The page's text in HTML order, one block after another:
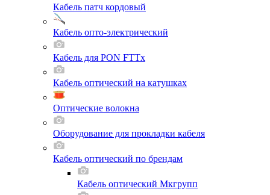
Кабель патч кордовый
Кабель опто-электрический
Кабель для PON FTTx
Кабель оптический на катушках
Оптические волокна
Оборудование для прокладки кабеля
Кабель оптический по брендам
Кабель оптический Мкгрупп